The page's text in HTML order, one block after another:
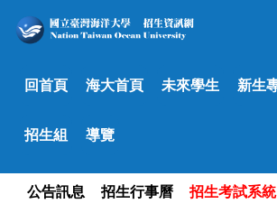
回首頁 海大首頁 未來學生 新生
招生組 導覽
公告訊息 招生行事曆 招生考試系統